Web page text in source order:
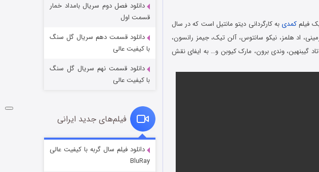
کمدی به کارگردانی دیتو مانتیل است که در سال
اد هلمز، نیکو سانتوس، آلن تیک، جیمز رانسون،
گیبنهین، وندی برون، مارک کیوبن و… به ایفای نقش
شکست استوارت در نجات جهان
قسمت 7 (زیرنویس) منتشر شد
شوگر فصل ۲
قسمت
دانلود فصل دوم سریال بامداد خمار
قسمت اول
دانلود قسمت دهم سریال گل سنگ
با کیفیت عالی
دانلود قسمت نهم سریال گل سنگ
با کیفیت عالی
فیلم‌های جدید ایرانی
دانلود فیلم سال گربه با کیفیت عالی
BluRay